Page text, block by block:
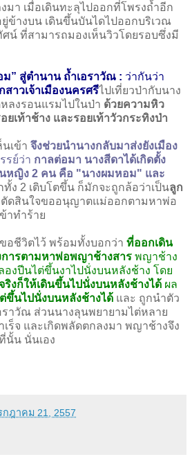
มา เมื่อเดินทะลุไปออกที่โพรงถ้ำอีก
ข้างบน เดินขึ้นบันไดไปออกบริเวณ
น์ ที่สามารถมองเห็นวิวโดยรอบซึ่งมี
ม” สู่ตำนาน ถ้ำเอราวัณ : ว่ากันว่า
สาวเจ้าเมืองนครศรีไปเที่ยวป่ากับนาง
ลงรอนแรมไปในป่า ด้วยความหิว
ยเท้าช้าง และรอยเท้าวัวกระทิงป่า
เข้า จึงช่วยนำนางกลับมาส่งยังเมือง
รย์ว่า กาลต่อมา นางสีดาได้เกิดตั้ง
หญิง 2 คน คือ "นางผมหอม" และ
ทั้ง 2 เติบโตขึ้น ก็มักจะถูกล้อว่าเป็นลูก
ตัดสินใจขออนุญาตแม่ออกตามหาพ่อ
าทำร้าย
อชีวิตไว้ พร้อมทั้งบอกว่า ที่ออกเดิน
ารตามหาพ่อพญาช้างสาร พญาช้าง
องปีนไต่ขึ้นงาไปนั่งบนหลังช้าง โดย
ริงก็ให้เดินขึ้นไปนั่งบนหลังช้างได้ ผล
ขึ้นไปนั่งบนหลังช้างได้ และ ถูกนำตัว
าวัณ ส่วนนางลุนพยายามไต่หลาย
ร็จ และเกิดพลัดตกลงมา พญาช้างจึง
นั้น นั่นเอง
ฎาคม 21, 2557